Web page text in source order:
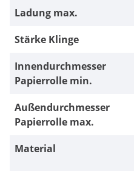
Ladung max.
Stärke Klinge
Innendurchmesser
Papierrolle min.
Außendurchmesser
Papierrolle max.
Material